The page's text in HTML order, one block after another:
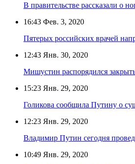
В правительстве рассказали о
16:43 Фев. 3, 2020
Пятерых российских врачей
12:43 Янв. 30, 2020
Мишустин распорядился
15:23 Янв. 29, 2020
Голикова сообщила Путину о
12:23 Янв. 29, 2020
Владимир Путин сегодня
10:49 Янв. 29, 2020